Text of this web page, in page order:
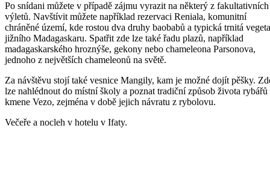
Po snídani můžete v případě zájmu vyrazit na některý z fakultativních
výletů. Navštívit můžete například rezervaci Reniala, komunitní
chráněné území, kde rostou dva druhy baobabů a typická trnitá
jižního Madagaskaru. Spatřit zde lze také řadu plazů, například
madagaskarského hroznýše, gekony nebo chameleona Parsonova,
jednoho z největších chameleonů na světě.
Za návštěvu stojí také vesnice Mangily, kam je možné dojít pěšky.
lze nahlédnout do místní školy a poznat tradiční způsob života rybářů
kmene Vezo, zejména v době jejich návratu z rybolovu.
Večeře a nocleh v hotelu v Ifaty.